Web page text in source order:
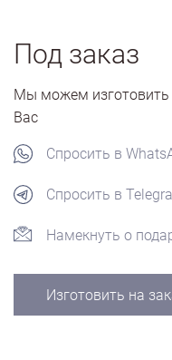
Под заказ
Мы можем изготовить
Вас
Спросить в
Спросить в
Намекнуть о
Изготовить на